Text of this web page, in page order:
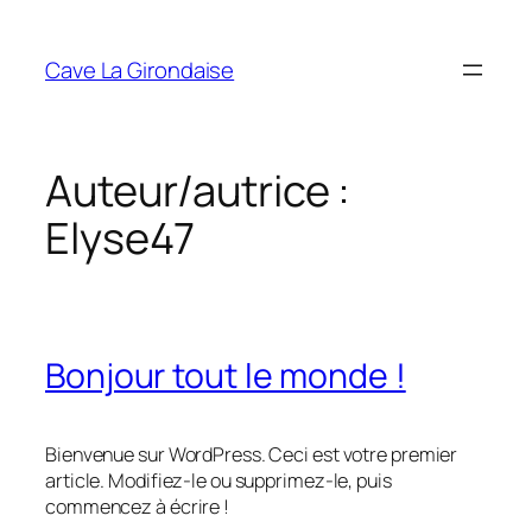
contenu
Cave La Girondaise
Auteur/autrice :
Elyse47
Bonjour tout le monde !
Bienvenue sur WordPress. Ceci est votre premier
article. Modifiez-le ou supprimez-le, puis
commencez à écrire !